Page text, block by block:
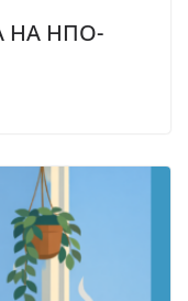
НА НПО-